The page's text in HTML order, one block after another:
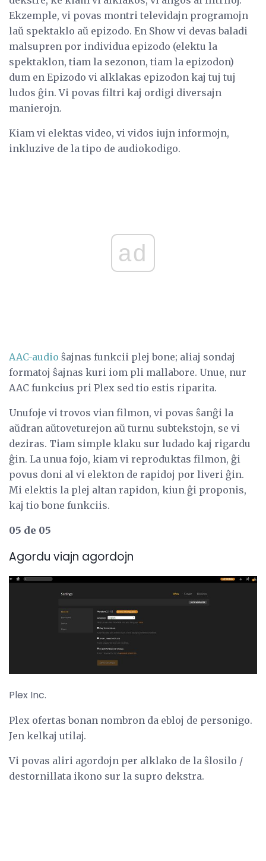
Ekzemple, vi povas montri televidajn programojn
laŭ spektaklo aŭ epizodo. En Show vi devas baladi
malsupren por individua epizodo (elektu la
spektaklon, tiam la sezonon, tiam la epizodon)
dum en Epizodo vi alklakas epizodon kaj tuj tuj
ludos ĝin. Vi povas filtri kaj ordigi diversajn
manierojn.
Kiam vi elektas video, vi vidos iujn informojn,
inkluzive de la tipo de audiokodigo.
ad
AAC-audio ŝajnas funkcii plej bone; aliaj sondaj
formatoj ŝajnas kuri iom pli mallabore. Unue, nur
AAC funkcius pri Plex sed tio estis riparita.
Unufoje vi trovos vian filmon, vi povas ŝanĝi la
aŭdran aŭtoveturejon aŭ turnu subtekstojn, se vi
deziras. Tiam simple klaku sur ludado kaj rigardu
ĝin. La unua fojo, kiam vi reproduktas filmon, ĝi
povus doni al vi elekton de rapidoj por liveri ĝin.
Mi elektis la plej altan rapidon, kiun ĝi proponis,
kaj tio bone funkciis.
05 de 05
Agordu viajn agordojn
Plex Inc.
Plex ofertas bonan nombron da ebloj de personigo.
Jen kelkaj utilaj.
Vi povas aliri agordojn per alklako de la ŝlosilo /
destornillata ikono sur la supro dekstra.